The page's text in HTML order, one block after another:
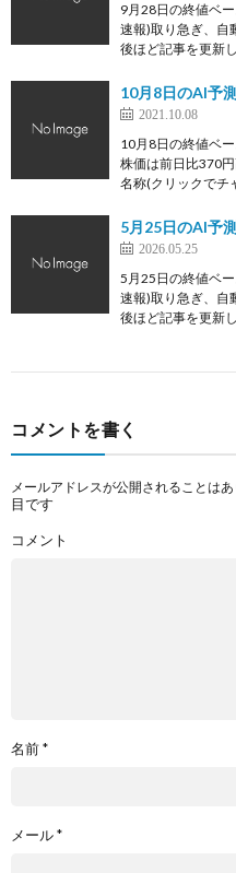
9月28日の終値ベ
速報)取り急ぎ、自
後ほど記事を更新
10月8日のAI予測
2021.10.08
10月8日の終値ベ
株価は前日比370
名称(クリックでチ
5月25日のAI予
2026.05.25
5月25日の終値ベ
速報)取り急ぎ、自
後ほど記事を更新
コメントを書く
メールアドレスが公開されることはあ
目です
コメント
名前*
メール*